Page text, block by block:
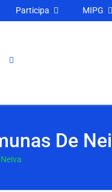
Participa MIPG
De